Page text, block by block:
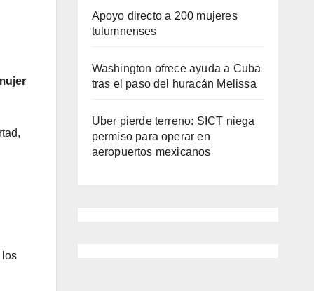
los
Apoyo directo a 200 mujeres
tulumnenses
Washington ofrece ayuda a Cuba
tras el paso del huracán Melissa
Uber pierde terreno: SICT niega
permiso para operar en
aeropuertos mexicanos